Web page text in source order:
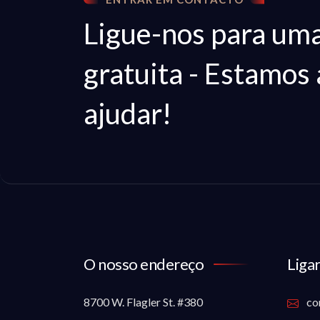
Ligue-nos para
gratuita - Estamos
ajudar!
O nosso endereço
8700 W. Flagler St. #380